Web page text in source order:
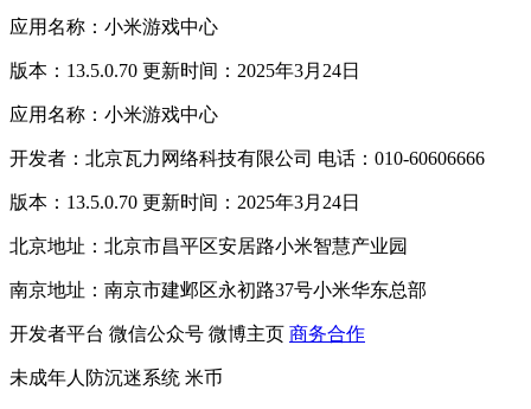
应用名称：小米游戏中心
版本：13.5.0.70 更新时间：2025年3月24日
应用名称：小米游戏中心
开发者：北京瓦力网络科技有限公司 电话：010-60606666
版本：13.5.0.70 更新时间：2025年3月24日
北京地址：北京市昌平区安居路小米智慧产业园
南京地址：南京市建邺区永初路37号小米华东总部
开发者平台 微信公众号 微博主页 商务合作
未成年人防沉迷系统 米币